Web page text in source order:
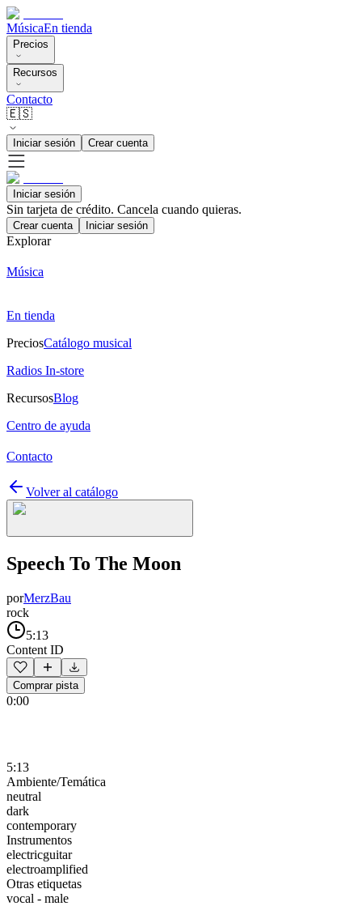
MúsicaEn tienda
Precios
Recursos
Contacto
🇪🇸
Iniciar sesión Crear cuenta
Iniciar sesión
Sin tarjeta de crédito. Cancela cuando quieras.
Crear cuenta Iniciar sesión
Explorar
Música
En tienda
PreciosCatálogo musical
Radios In-store
RecursosBlog
Centro de ayuda
Contacto
Volver al catálogo
Speech To The Moon
porMerzBau
rock
5:13
Content ID
Comprar pista
0:00
5:13
Ambiente/Temática
neutral
dark
contemporary
Instrumentos
electricguitar
electroamplified
Otras etiquetas
vocal - male